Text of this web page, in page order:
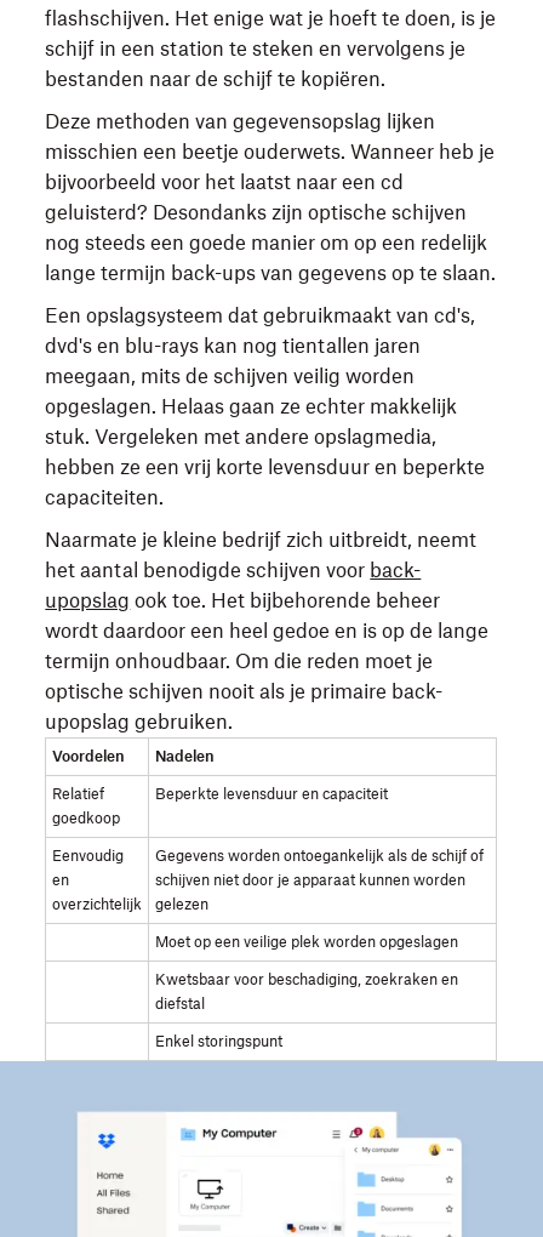
flashschijven. Het enige wat je hoeft te doen, is je
schijf in een station te steken en vervolgens je
bestanden naar de schijf te kopiëren.
Deze methoden van gegevensopslag lijken
misschien een beetje ouderwets. Wanneer heb je
bijvoorbeeld voor het laatst naar een cd
geluisterd? Desondanks zijn optische schijven
nog steeds een goede manier om op een redelijk
lange termijn back-ups van gegevens op te slaan.
Een opslagsysteem dat gebruikmaakt van cd's,
dvd's en blu-rays kan nog tientallen jaren
meegaan, mits de schijven veilig worden
opgeslagen. Helaas gaan ze echter makkelijk
stuk. Vergeleken met andere opslagmedia,
hebben ze een vrij korte levensduur en beperkte
capaciteiten.
Naarmate je kleine bedrijf zich uitbreidt, neemt
het aantal benodigde schijven voor back-
upopslag ook toe. Het bijbehorende beheer
wordt daardoor een heel gedoe en is op de lange
termijn onhoudbaar. Om die reden moet je
optische schijven nooit als je primaire back-
upopslag gebruiken.
Voordelen Nadelen
Relatief
goedkoop
Beperkte levensduur en capaciteit
Eenvoudig
en
overzichtelijk
Gegevens worden ontoegankelijk als de schijf of
schijven niet door je apparaat kunnen worden
gelezen
Moet op een veilige plek worden opgeslagen
Kwetsbaar voor beschadiging, zoekraken en
diefstal
Enkel storingspunt